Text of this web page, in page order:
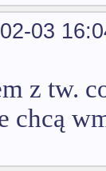
03
z tw.
chcą